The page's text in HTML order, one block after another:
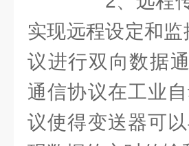
实现远程设定和
议进行双向数据
通信协议在工业
议使得变送器可